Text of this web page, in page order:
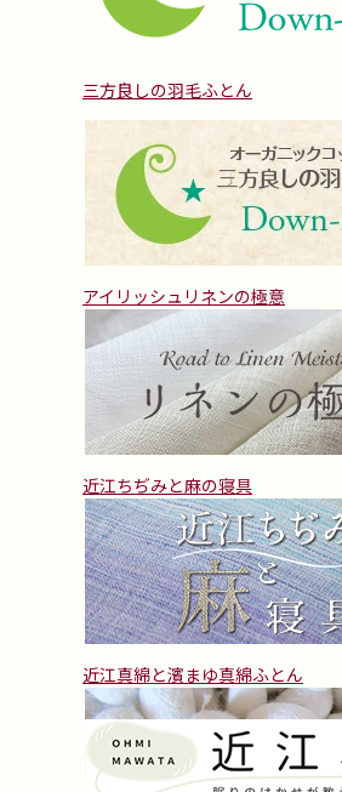
三方良しの羽毛ふとん
アイリッシュリネンの極意
近江ちぢみと麻の寝具
近江真綿と濱まゆ真綿ふとん